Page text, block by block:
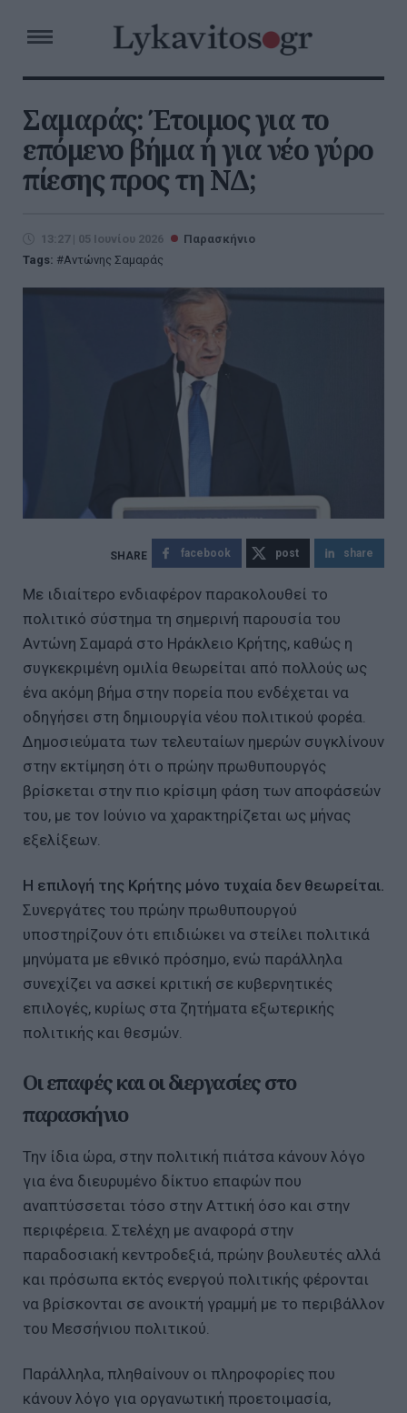
Σαμαράς: Έτοιμος για το
επόμενο βήμα ή για νέο γύρο
πίεσης προς τη ΝΔ;
13:27 | 05 Ιουνίου 2026
Παρασκήνιο
Tags:
Αντώνης Σαμαράς
facebook post share
Με ιδιαίτερο ενδιαφέρον παρακολουθεί το
πολιτικό σύστημα τη σημερινή παρουσία του
Αντώνη Σαμαρά στο Ηράκλειο Κρήτης, καθώς η
συγκεκριμένη ομιλία θεωρείται από πολλούς ως
ένα ακόμη βήμα στην πορεία που ενδέχεται να
οδηγήσει στη δημιουργία νέου πολιτικού φορέα.
Δημοσιεύματα των τελευταίων ημερών συγκλίνουν
στην εκτίμηση ότι ο πρώην πρωθυπουργός
βρίσκεται στην πιο κρίσιμη φάση των αποφάσεών
του, με τον Ιούνιο να χαρακτηρίζεται ως μήνας
εξελίξεων.
Η επιλογή της Κρήτης μόνο τυχαία δεν θεωρείται.
Συνεργάτες του πρώην πρωθυπουργού
υποστηρίζουν ότι επιδιώκει να στείλει πολιτικά
μηνύματα με εθνικό πρόσημο, ενώ παράλληλα
συνεχίζει να ασκεί κριτική σε κυβερνητικές
επιλογές, κυρίως στα ζητήματα εξωτερικής
πολιτικής και θεσμών.
Οι επαφές και οι διεργασίες στο
παρασκήνιο
Την ίδια ώρα, στην πολιτική πιάτσα κάνουν λόγο
για ένα διευρυμένο δίκτυο επαφών που
αναπτύσσεται τόσο στην Αττική όσο και στην
περιφέρεια. Στελέχη με αναφορά στην
παραδοσιακή κεντροδεξιά, πρώην βουλευτές αλλά
και πρόσωπα εκτός ενεργού πολιτικής φέρονται
να βρίσκονται σε ανοικτή γραμμή με το περιβάλλον
του Μεσσήνιου πολιτικού.
Παράλληλα, πληθαίνουν οι πληροφορίες που
κάνουν λόγο για οργανωτική προετοιμασία,